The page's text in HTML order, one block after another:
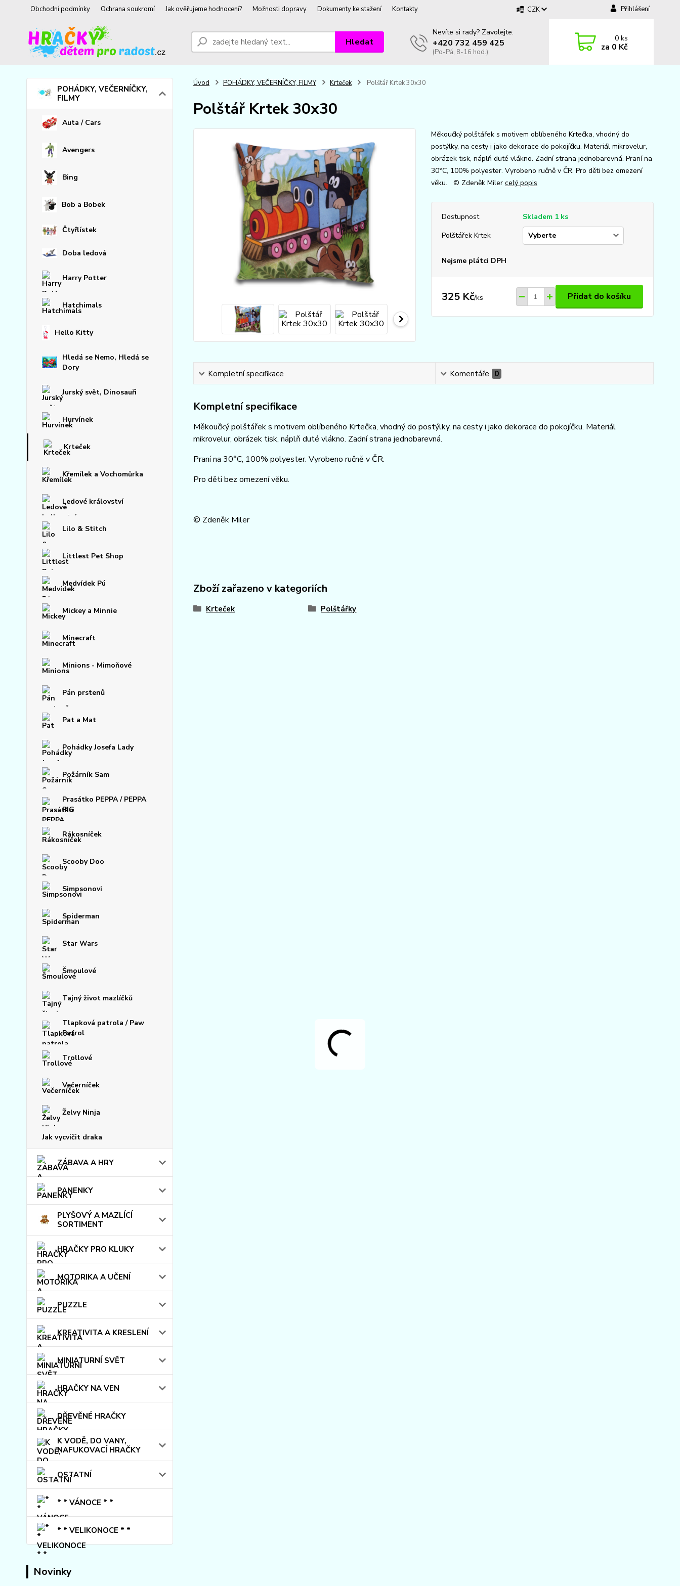
Obchodní podmínky Ochrana soukromí Jak ověřujeme hodnocení? Možnosti dopravy Dokumenty ke stažení Kontakty CZK Přihlášení
Hledat
Nevíte si rady? Zavolejte.
+420 732 459 425
(Po-Pá, 8-16 hod.)
0ks
za 0 Kč
POHÁDKY, VEČERNÍČKY,
FILMY
Auta / Cars
Avengers
Bing
Bob a Bobek
Čtyřlístek
Doba ledová
Harry Potter
Hatchimals
Hello Kitty
Hledá se Nemo, Hledá se
Dory
Jurský svět, Dinosauři
Hurvínek
Krteček
Křemílek a Vochomůrka
Ledové království
Lilo & Stitch
Littlest Pet Shop
Medvídek Pú
Mickey a Minnie
Minecraft
Minions - Mimoňové
Pán prstenů
Pat a Mat
Pohádky Josefa Lady
Požárník Sam
Prasátko PEPPA / PEPPA
PIG
Rákosníček
Scooby Doo
Simpsonovi
Spiderman
Star Wars
Šmoulové
Tajný život mazlíčků
Tlapková patrola / Paw
Patrol
Trollové
Večerníček
Želvy Ninja
Jak vycvičit draka
ZÁBAVA A HRY
PANENKY
PLYŠOVÝ A MAZLÍCÍ
SORTIMENT
HRAČKY PRO KLUKY
MOTORIKA A UČENÍ
PUZZLE
KREATIVITA A KRESLENÍ
MINIATURNÍ SVĚT
HRAČKY NA VEN
DŘEVĚNÉ HRAČKY
K VODĚ, DO VANY,
NAFUKOVACÍ HRAČKY
OSTATNÍ
* * VÁNOCE * *
* * VELIKONOCE * *
Novinky
Úvod POHÁDKY, VEČERNÍČKY, FILMY Krteček Polštář Krtek 30x30
Polštář Krtek 30x30
Měkoučký polštářek s motivem oblíbeného Krtečka, vhodný do
postýlky, na cesty i jako dekorace do pokojíčku. Materiál mikrovelur,
obrázek tisk, náplň duté vlákno. Zadní strana jednobarevná. Praní na
30°C, 100% polyester. Vyrobeno ručně v ČR. Pro děti bez omezení
věku. © Zdeněk Miler celý popis
Dostupnost
Skladem 1 ks
Polštářek Krtek
Nejsme plátci DPH
325 Kč/ks Přidat do košíku
Kompletní specifikace Komentáře 0
Kompletní specifikace
Měkoučký polštářek s motivem oblíbeného Krtečka, vhodný do postýlky, na cesty i jako dekorace do pokojíčku. Materiál
mikrovelur, obrázek tisk, náplň duté vlákno. Zadní strana jednobarevná.
Praní na 30°C, 100% polyester. Vyrobeno ručně v ČR.
Pro děti bez omezení věku.
© Zdeněk Miler
Zboží zařazeno v kategoriích
Krteček Polštářky